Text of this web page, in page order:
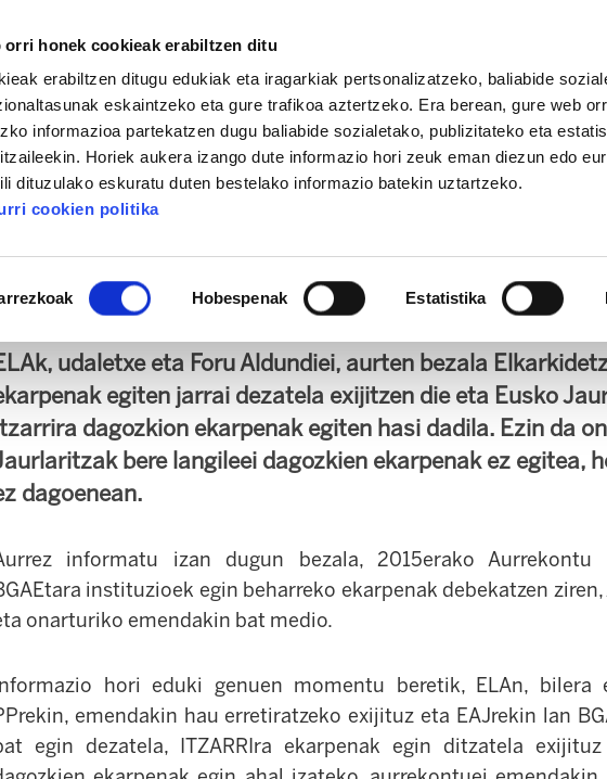
orri honek cookieak erabiltzen ditu
erabiltzen ditugu edukiak eta iragarkiak pertsonalizatzeko, baliabide
eskaintzeko eta gure trafikoa aztertzeko. Era berean, gure web
informazioa partekatzen dugu baliabide sozialetako, publizitateko eta
Horiek aukera izango dute informazio hori zeuk eman diezun edo
dituzulako eskuratu duten bestelako informazio batekin uztartzeko.
cookien politika
Hobespenak Estatistika
MANU ROBLES-ARANGIZ FUNDAZIOA BIDELAGUN FUNDAZIOA
eta Itzarrira ekarpena egin
udaletxe eta Foru Aldundiei, aurten bezala
egiten jarrai dezatela exijitzen die eta Eusko
Itzarrira dagozkion ekarpenak egiten hasi dadila. Ezin da
bere langileei dagozkien ekarpenak ez egitea,
dagoenean.
informatu izan dugun bezala, 2015erako Aurrekontu
instituzioek egin beharreko ekarpenak debekatzen
onarturiko emendakin bat medio.
Informazio hori eduki genuen momentu beretik, ELAn, bilera
emendakin hau erretiratzeko exijituz eta EAJrekin lan
egin dezatela, ITZARRIra ekarpenak egin ditzatela